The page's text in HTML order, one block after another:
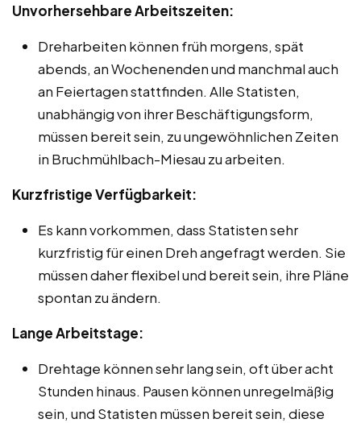
Unvorhersehbare Arbeitszeiten:
Dreharbeiten können früh morgens, spät
abends, an Wochenenden und manchmal auch
an Feiertagen stattfinden. Alle Statisten,
unabhängig von ihrer Beschäftigungsform,
müssen bereit sein, zu ungewöhnlichen Zeiten
in Bruchmühlbach-Miesau zu arbeiten.
Kurzfristige Verfügbarkeit:
Es kann vorkommen, dass Statisten sehr
kurzfristig für einen Dreh angefragt werden. Sie
müssen daher flexibel und bereit sein, ihre Pläne
spontan zu ändern.
Lange Arbeitstage:
Drehtage können sehr lang sein, oft über acht
Stunden hinaus. Pausen können unregelmäßig
sein, und Statisten müssen bereit sein, diese